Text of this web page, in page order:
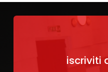
iscriviti